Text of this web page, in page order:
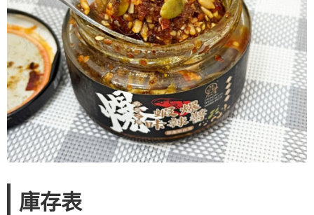
庫存表